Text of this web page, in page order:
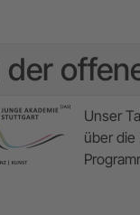
der
Unser
über die